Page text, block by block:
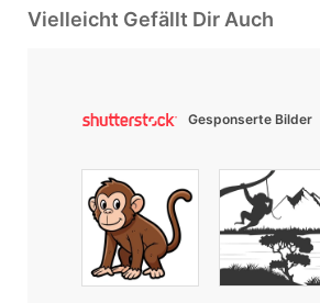
Vielleicht Gefällt Dir Auch
Gesponserte Bilder